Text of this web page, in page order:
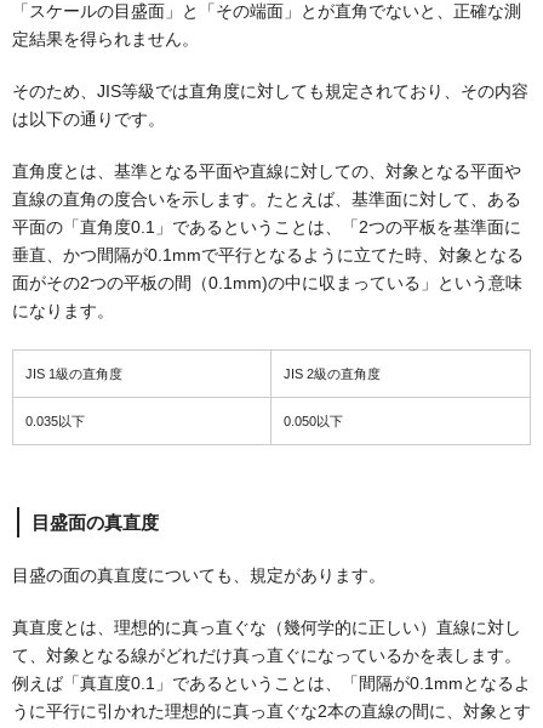
「スケールの目盛面」と「その端面」とが直角でないと、正確な測
定結果を得られません。
そのため、JIS等級では直角度に対しても規定されており、その内容
は以下の通りです。
直角度とは、基準となる平面や直線に対しての、対象となる平面や
直線の直角の度合いを示します。たとえば、基準面に対して、ある
平面の「直角度0.1」であるということは、「2つの平板を基準面に
垂直、かつ間隔が0.1mmで平行となるように立てた時、対象となる
面がその2つの平板の間（0.1mm)の中に収まっている」という意味
になります。
JIS 1級の直角度 JIS 2級の直角度
0.035以下 0.050以下
目盛面の真直度
目盛の面の真直度についても、規定があります。
真直度とは、理想的に真っ直ぐな（幾何学的に正しい）直線に対し
て、対象となる線がどれだけ真っ直ぐになっているかを表します。
例えば「真直度0.1」であるということは、「間隔が0.1mmとなるよ
うに平行に引かれた理想的に真っ直ぐな2本の直線の間に、対象とす